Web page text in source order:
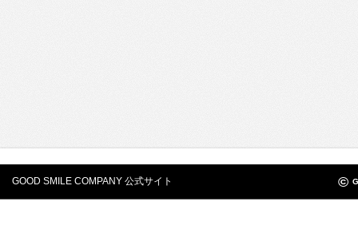
GOOD SMILE COMPANY 公式サイト ©